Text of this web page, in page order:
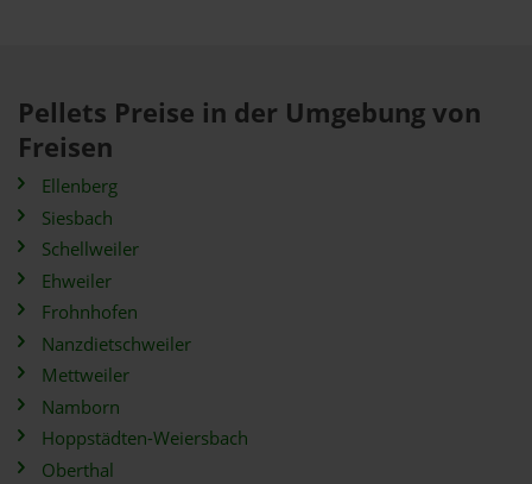
Pellets Preise in der Umgebung von
Freisen
Ellenberg
Siesbach
Schellweiler
Ehweiler
Frohnhofen
Nanzdietschweiler
Mettweiler
Namborn
Hoppstädten-Weiersbach
Oberthal